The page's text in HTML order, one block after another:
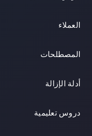
العملاء
المصطلحات
أدلة الإزالة
دروس تعليمية